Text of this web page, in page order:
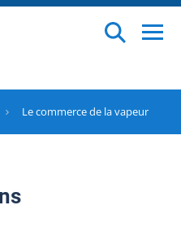
Le commerce de la vapeur